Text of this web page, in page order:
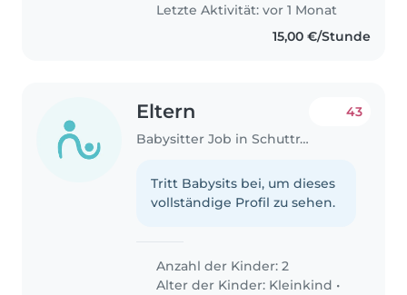
Letzte Aktivität: vor 1 Monat
15,00 €/Stunde
Eltern
Babysitter Job in Schuttrange
43
Tritt Babysits bei, um dieses
vollständige Profil zu sehen.
Anzahl der Kinder: 2
Alter der Kinder: Kleinkind •